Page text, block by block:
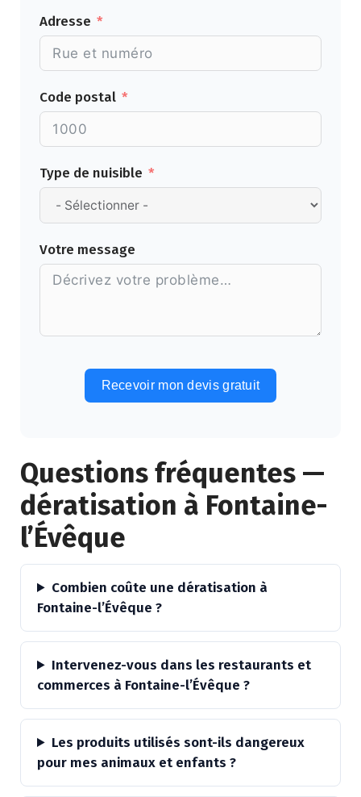
Adresse
Code postal
Type de nuisible
Votre message
Recevoir mon devis gratuit
Questions fréquentes —
dératisation à Fontaine-
l’Évêque
Combien coûte une dératisation à
Fontaine-l’Évêque ?
Intervenez-vous dans les restaurants et
commerces à Fontaine-l’Évêque ?
Les produits utilisés sont-ils dangereux
pour mes animaux et enfants ?